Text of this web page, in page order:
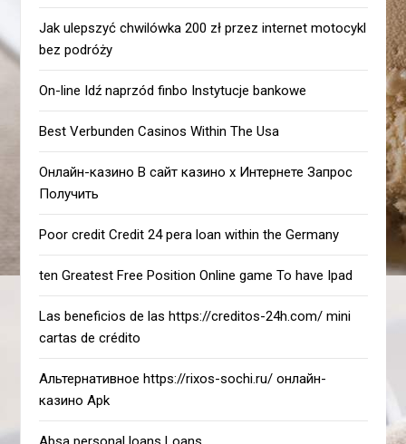
Jak ulepszyć chwilówka 200 zł przez internet motocykl
bez podróży
On-line Idź naprzód finbo Instytucje bankowe
Best Verbunden Casinos Within The Usa
Онлайн-казино В сайт казино х Интернете Запрос
Получить
Poor credit Credit 24 pera loan within the Germany
ten Greatest Free Position Online game To have Ipad
Las beneficios de las https://creditos-24h.com/ mini
cartas de crédito
Альтернативное https://rixos-sochi.ru/ онлайн-
казино Apk